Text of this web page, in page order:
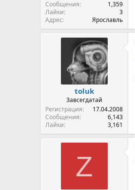
Сообщения
1,359
Лайки
3
Адрес
Ярославль
toluk
Завсегдатай
Регистрация
17.04.2008
Сообщения
6,143
Лайки
3,161
Z